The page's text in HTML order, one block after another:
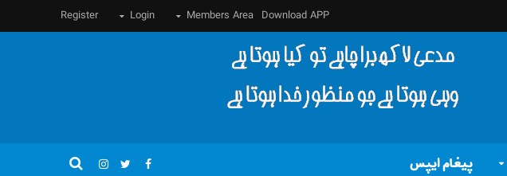
Download APP
Members Area
Login
Register
پیغام ایپس